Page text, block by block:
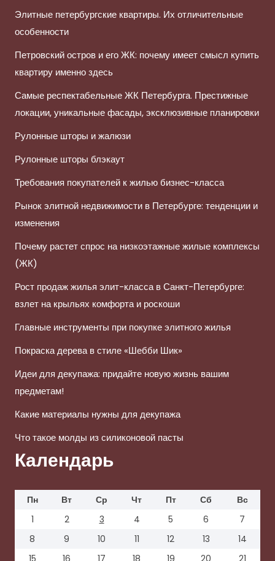
Элитные петербургские квартиры. Их отличительные
особенности
Петровский остров и его ЖК: почему имеет смысл купить
квартиру именно здесь
Самые респектабельные ЖК Петербурга. Престижные
локации, уникальные фасады, эксклюзивные планировки
Рулонные шторы и жалюзи
Рулонные шторы блэкаут
Требования покупателей к жилью бизнес-класса
Рынок элитной недвижимости в Петербурге: тенденции и
изменения
Почему растет спрос на низкоэтажные жилые комплексы
(ЖК)
Рост продаж жилья элит-класса в Санкт-Петербурге:
взлет на крыльях комфорта и роскоши
Главные инструменты при покупке элитного жилья
Покраска дерева в стиле «Шебби Шик»
Идеи для декупажа: придайте новую жизнь вашим
предметам!
Какие материалы нужны для декупажа
Что такое молды из силиконовой пасты
Календарь
Пн Вт Ср Чт Пт Сб
Вс
1
2 3 4 5 6
7
8
9 10 11 12 13
14
15
16 17 18 19 20 21